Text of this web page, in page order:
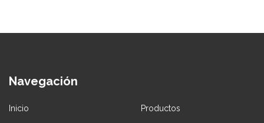
Navegación
Inicio Productos